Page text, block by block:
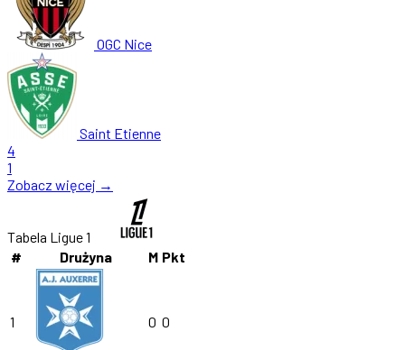
OGC Nice
Saint Etienne
4
1
Zobacz więcej →
Tabela Ligue 1
#
Drużyna M Pkt
1 0 0